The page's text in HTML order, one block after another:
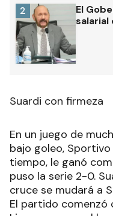
El
salarial
2
Suardi con firmeza
En un juego de
bajo goleo,
tiempo, le ganó
puso la serie 2-0.
cruce se mudará a
El partido